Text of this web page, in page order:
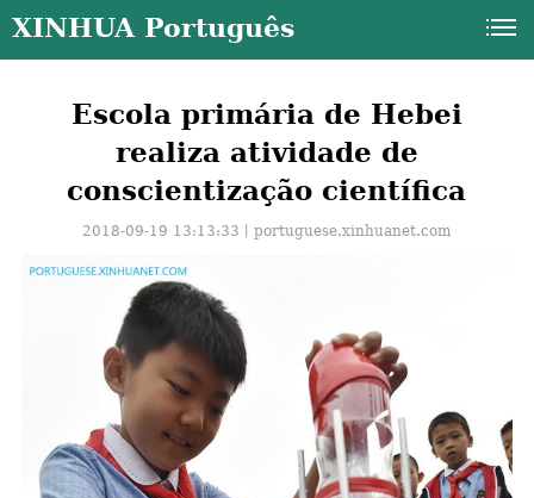
XINHUA Português
Escola primária de Hebei
realiza atividade de
conscientização científica
2018-09-19 13:13:33丨portuguese.xinhuanet.com